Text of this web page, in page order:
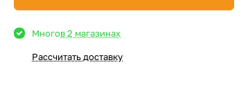
Многов 2 магазинах
Рассчитать доставку